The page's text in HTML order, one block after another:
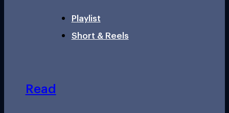
Playlist
Short & Reels
Read